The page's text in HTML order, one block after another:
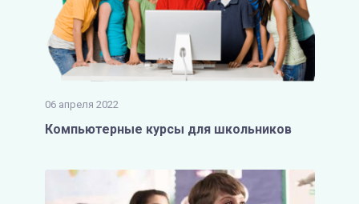
06 апреля 2022
Компьютерные курсы для школьников